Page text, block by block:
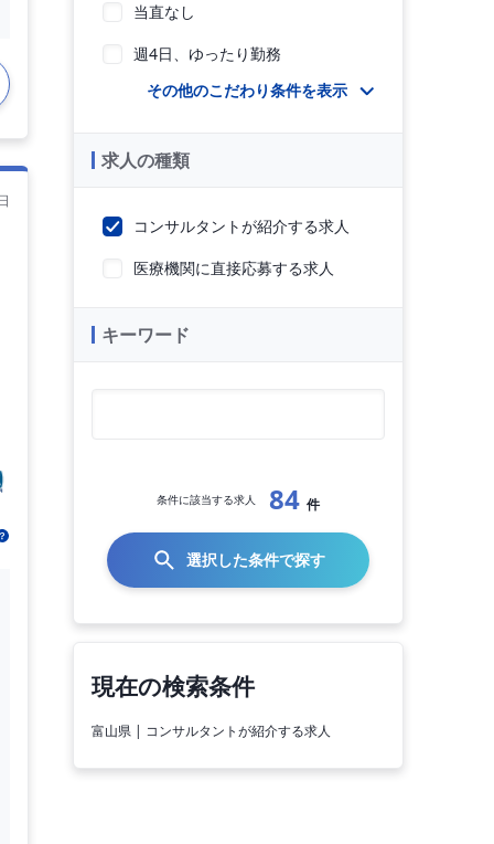
当直なし
週4日、ゆったり勤務
その他のこだわり条件を表示
求人の種類
コンサルタントが紹介する求人
医療機関に直接応募する求人
キーワード
条件に該当する求人 84 件
選択した条件で探す
現在の検索条件
富山県 | コンサルタントが紹介する求人